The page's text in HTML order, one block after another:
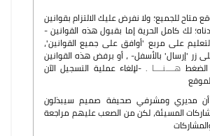
متاح للجميع؛ ولا نفرض عليك الالتزام بقوانين
لك كامل الحرية إما بقبول هذه القوانين -
على مربع 'أوافق على جميع القوانين'،
زر 'إرسال' بالأسفل- ، أو برفض هذه القوانين
هــــنــــا . -لإلغاء عملية التسجيل الآن
مديري ومشرفي صحيفة صميم سيبذلون
المسيئة، لكن من الصعب عليهم مراجعة